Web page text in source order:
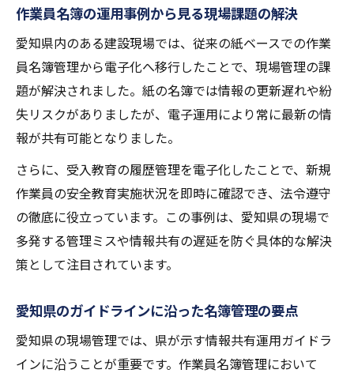
作業員名簿の運用事例から見る現場課題の解決
愛知県内のある建設現場では、従来の紙ベースでの作業
員名簿管理から電子化へ移行したことで、現場管理の課
題が解決されました。紙の名簿では情報の更新遅れや紛
失リスクがありましたが、電子運用により常に最新の情
報が共有可能となりました。
さらに、受入教育の履歴管理を電子化したことで、新規
作業員の安全教育実施状況を即時に確認でき、法令遵守
の徹底に役立っています。この事例は、愛知県の現場で
多発する管理ミスや情報共有の遅延を防ぐ具体的な解決
策として注目されています。
愛知県のガイドラインに沿った名簿管理の要点
愛知県の現場管理では、県が示す情報共有運用ガイドラ
インに沿うことが重要です。作業員名簿管理において